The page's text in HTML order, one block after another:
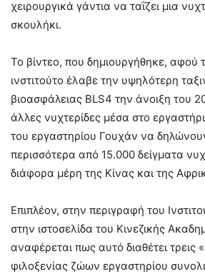
χειρουργικά γάντια να ταΐζει μια
σκουλήκι.
Το βίντεο, που δημιουργήθηκε, αφού
ινστιτούτο έλαβε την υψηλότερη
βιοασφάλειας BLS4 την άνοιξη του
άλλες νυχτερίδες μέσα στο
του εργαστηρίου Γουχάν να
περισσότερα από 15.000 δείγματα
διάφορα μέρη της Κίνας και της
Επιπλέον, στην περιγραφή του
στην ιστοσελίδα του Κινεζικής
αναφέρεται πως αυτό διαθέτει τρεις
φιλοξενίας ζώων εργαστηρίου